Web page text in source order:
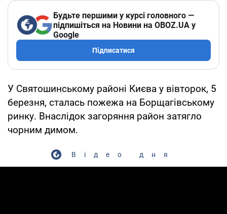
Будьте першими у курсі головного —
підпишіться на Новини на OBOZ.UA у
Google
Підписатися
У Святошинському районі Києва у вівторок, 5
березня, сталась пожежа на Борщагівському
ринку. Внаслідок загоряння район затягло
чорним димом.
Відео дня